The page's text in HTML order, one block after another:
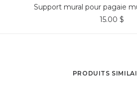
CHOISIR DES
Support mural pour pagaie
15.00 $
PRODUITS